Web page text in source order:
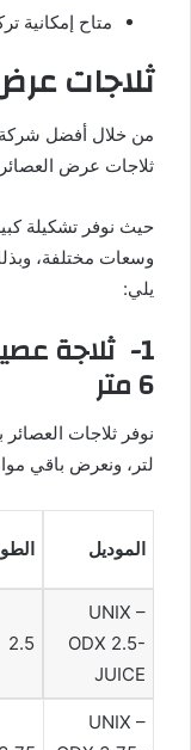
متاح إمكانية
ثلاجات
من خلال أفضل شركة
ثلاجات عرض
حيث نوفر تشكيلة
وسعات مختلفة،
يلي:
6 متر
لتر، ونعرض باقي
الموديل
UNIX –
ODX 2.5-
JUICE
2.5
UNIX –